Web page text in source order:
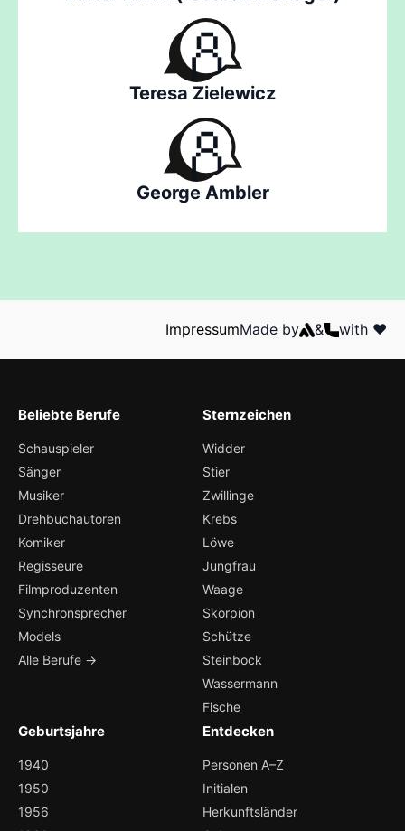
Teresa Zielewicz
George Ambler
ImpressumMade by & with ❤️
Beliebte Berufe
Schauspieler
Sänger
Musiker
Drehbuchautoren
Komiker
Regisseure
Filmproduzenten
Synchronsprecher
Models
Alle Berufe →
Sternzeichen
Widder
Stier
Zwillinge
Krebs
Löwe
Jungfrau
Waage
Skorpion
Schütze
Steinbock
Wassermann
Fische
Geburtsjahre
1940
1950
1956
Entdecken
Personen A–Z
Initialen
Herkunftsländer